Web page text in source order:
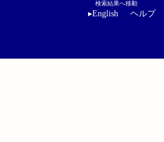
検索結果へ移動
▸English ヘルプ